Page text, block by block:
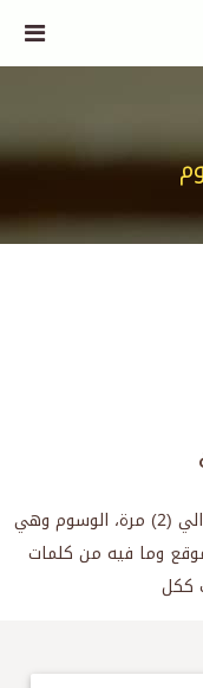
وسم عناية إلهية: استُخدِم في المقالات حوالي (2) مرة، الوسوم وهي
وما فيه من كلمات
ككل